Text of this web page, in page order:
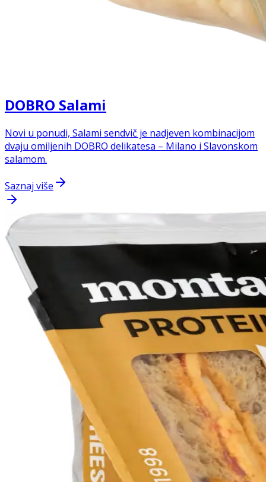
DOBRO Salami
Novi u ponudi, Salami sendvič je nadjeven kombinacijom
dvaju omiljenih DOBRO delikatesa – Milano i Slavonskom
salamom.
Saznaj više